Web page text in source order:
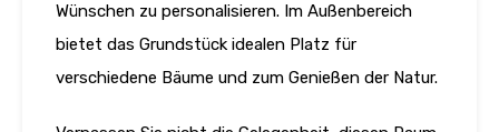
Wünschen zu personalisieren. Im Außenbereich
bietet das Grundstück idealen Platz für
verschiedene Bäume und zum Genießen der Natur.